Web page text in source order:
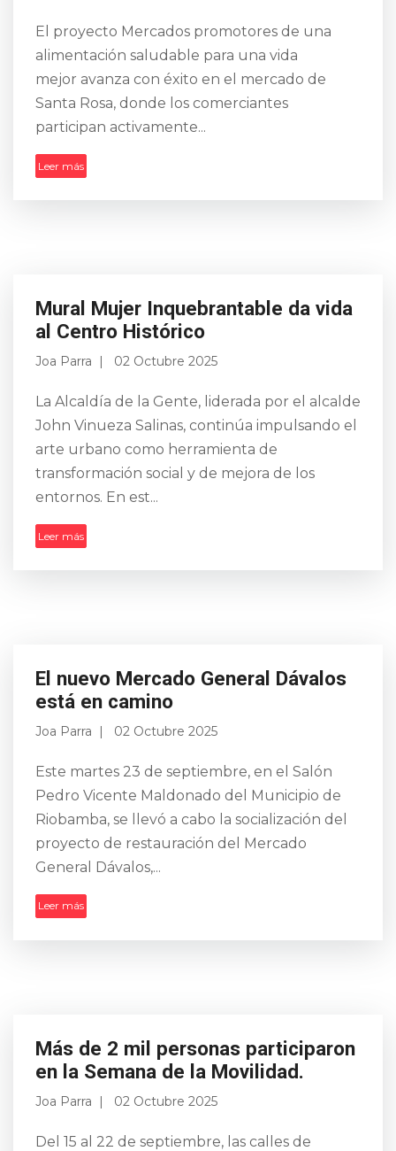
El proyecto Mercados promotores de una
alimentación saludable para una vida
mejor avanza con éxito en el mercado de
Santa Rosa, donde los comerciantes
participan activamente...
Leer más
Mural Mujer Inquebrantable da vida
al Centro Histórico
Joa Parra 02 Octubre 2025
La Alcaldía de la Gente, liderada por el alcalde
John Vinueza Salinas, continúa impulsando el
arte urbano como herramienta de
transformación social y de mejora de los
entornos. En est...
Leer más
El nuevo Mercado General Dávalos
está en camino
Joa Parra 02 Octubre 2025
Este martes 23 de septiembre, en el Salón
Pedro Vicente Maldonado del Municipio de
Riobamba, se llevó a cabo la socialización del
proyecto de restauración del Mercado
General Dávalos,...
Leer más
Más de 2 mil personas participaron
en la Semana de la Movilidad.
Joa Parra 02 Octubre 2025
Del 15 al 22 de septiembre, las calles de